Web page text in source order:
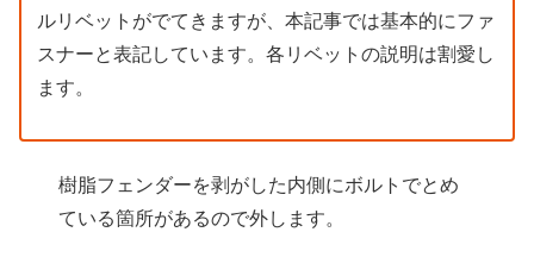
ルリベットがでてきますが、本記事では基本的にファ
スナーと表記しています。各リベットの説明は割愛し
ます。
樹脂フェンダーを剥がした内側にボルトでとめ
ている箇所があるので外します。